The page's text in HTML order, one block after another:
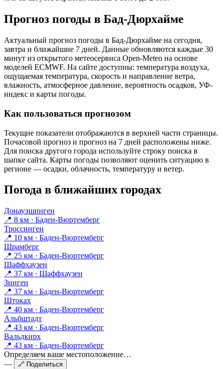
Прогноз погоды в Бад-Дюрхайме
Актуальный прогноз погоды в Бад-Дюрхайме на сегодня,
завтра и ближайшие 7 дней. Данные обновляются каждые 30
минут из открытого метеосервиса Open-Meteo на основе
моделей ECMWF. На сайте доступны: температура воздуха,
ощущаемая температура, скорость и направление ветра,
влажность, атмосферное давление, вероятность осадков, УФ-
индекс и карты погоды.
Как пользоваться прогнозом
Текущие показатели отображаются в верхней части страницы.
Почасовой прогноз и прогноз на 7 дней расположены ниже.
Для поиска другого города используйте строку поиска в
шапке сайта. Карты погоды позволяют оценить ситуацию в
регионе — осадки, облачность, температуру и ветер.
Погода в ближайших городах
Донауэшинген
📍 8 км · Баден-Вюртемберг
Троссинген
📍 10 км · Баден-Вюртемберг
Шрамберг
📍 25 км · Баден-Вюртемберг
Шаффхаузен
📍 37 км · Шаффхаузен
Зинген
📍 37 км · Баден-Вюртемберг
Штоках
📍 40 км · Баден-Вюртемберг
Альбштадт
📍 43 км · Баден-Вюртемберг
Вальдкирх
📍 43 км · Баден-Вюртемберг
Определяем ваше местоположение…
—
🔗 Поделиться